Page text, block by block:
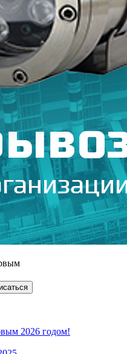
2026 годом!